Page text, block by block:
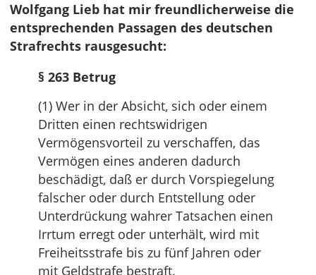
Wolfgang Lieb hat mir freundlicherweise die
entsprechenden Passagen des deutschen
Strafrechts rausgesucht:
§ 263 Betrug
(1) Wer in der Absicht, sich oder einem
Dritten einen rechtswidrigen
Vermögensvorteil zu verschaffen, das
Vermögen eines anderen dadurch
beschädigt, daß er durch Vorspiegelung
falscher oder durch Entstellung oder
Unterdrückung wahrer Tatsachen einen
Irrtum erregt oder unterhält, wird mit
Freiheitsstrafe bis zu fünf Jahren oder
mit Geldstrafe bestraft.